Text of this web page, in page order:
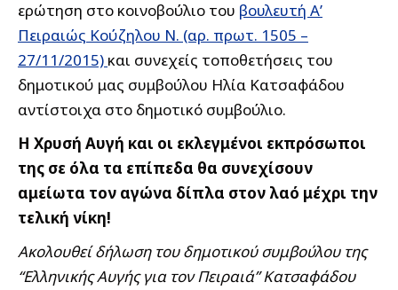
ερώτηση στο κοινοβούλιο του βουλευτή Α’
Πειραιώς Κούζηλου Ν. (αρ. πρωτ. 1505 –
27/11/2015) και συνεχείς τοποθετήσεις του
δημοτικού μας συμβούλου Ηλία Κατσαφάδου
αντίστοιχα στο δημοτικό συμβούλιο.
Η Χρυσή Αυγή και οι εκλεγμένοι εκπρόσωποι
της σε όλα τα επίπεδα θα συνεχίσουν
αμείωτα τον αγώνα δίπλα στον λαό μέχρι την
τελική νίκη!
Ακολουθεί δήλωση του δημοτικού συμβούλου της
“Ελληνικής Αυγής για τον Πειραιά” Κατσαφάδου